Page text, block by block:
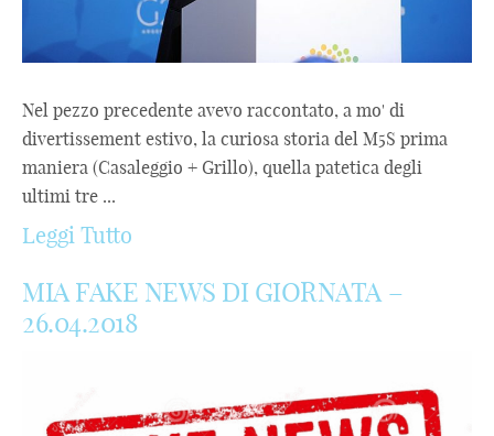
Nel pezzo precedente avevo raccontato, a mo' di
divertissement estivo, la curiosa storia del M5S prima
maniera (Casaleggio + Grillo), quella patetica degli
ultimi tre ...
Leggi Tutto
MIA FAKE NEWS DI GIORNATA –
26.04.2018